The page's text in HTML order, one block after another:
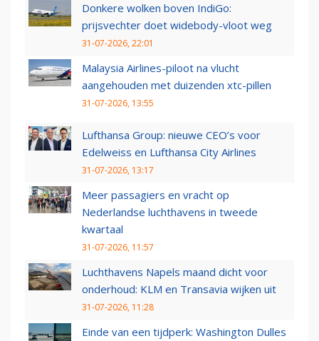
Donkere wolken boven IndiGo:
prijsvechter doet widebody-vloot weg
31-07-2026, 22:01
Malaysia Airlines-piloot na vlucht
aangehouden met duizenden xtc-pillen
31-07-2026, 13:55
Lufthansa Group: nieuwe CEO’s voor
Edelweiss en Lufthansa City Airlines
31-07-2026, 13:17
Meer passagiers en vracht op
Nederlandse luchthavens in tweede
kwartaal
31-07-2026, 11:57
Luchthavens Napels maand dicht voor
onderhoud: KLM en Transavia wijken uit
31-07-2026, 11:28
Einde van een tijdperk: Washington Dulles